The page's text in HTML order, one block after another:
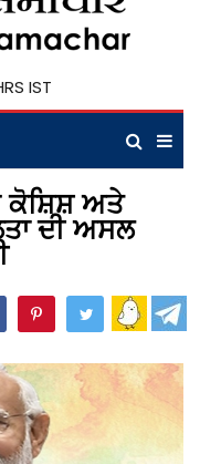
IST
ਕੋਸ਼ਿਸ਼ ਅਤੇ
ਦੀ ਅਸਲ